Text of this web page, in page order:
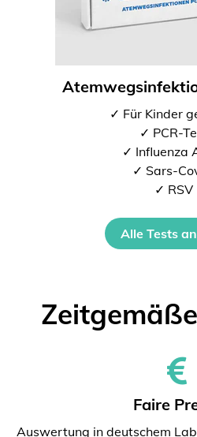
✓ Für Kinder
✓ PCR-
✓ Influenza
✓ Sars-
✓ RSV
Alle Tests
Faire
Auswertung in deutschem